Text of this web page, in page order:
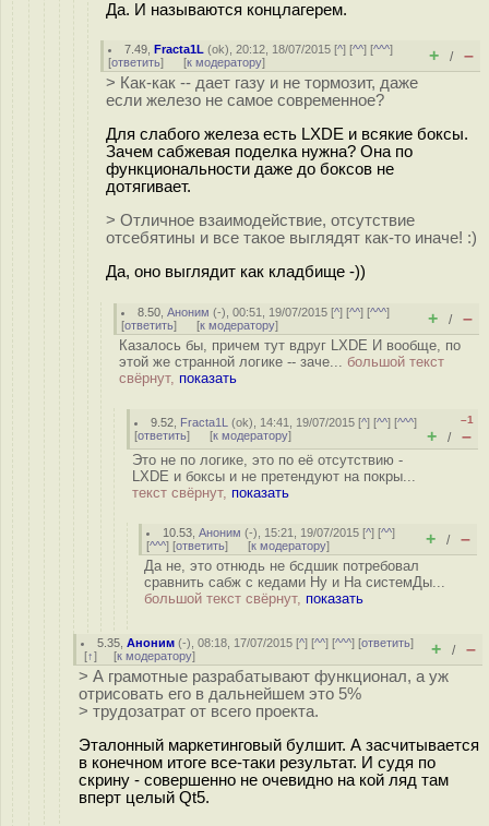
Да. И называются концлагерем.
7.49 ,Fracta1L (ok), 20:12, 18/07/2015 [^] [^^] [^^^]
[ответить] [к модератору] + / –
> Как-как -- дает газу и не тормозит, даже
если железо не самое современное?
Для слабого железа есть LXDE и всякие боксы.
Зачем сабжевая поделка нужна? Она по
функциональности даже до боксов не
дотягивает.
> Отличное взаимодействие, отсутствие
отсебятины и все такое выглядят как-то иначе! :)
Да, оно выглядит как кладбище -))
8.50 ,Аноним (-), 00:51, 19/07/2015 [^] [^^] [^^^]
[ответить] [к модератору] + / –
Казалось бы, причем тут вдруг LXDE И вообще, по
этой же странной логике -- заче... большой текст
свёрнут, показать
9.52 Fracta1L (ok), 14:41, 19/07/2015 [^] [^^] [^^^]
[ответить] [к модератору]
–1
+ / –
Это не по логике, это по её отсутствию -
LXDE и боксы и не претендуют на покры...
текст свёрнут, показать
10.53 ,Аноним (-), 15:21, 19/07/2015 [^] [^^]
[^^^] [ответить] [к модератору] + / –
Да не, это отнюдь не бсдшик потребовал
сравнить сабж с кедами Ну и На системДы...
большой текст свёрнут, показать
5.35 ,Аноним (-), 08:18, 17/07/2015 [^] [^^] [^^^] [ответить]
[↑] [к модератору] + / –
> А грамотные разрабатывают функционал, а уж
отрисовать его в дальнейшем это 5%
> трудозатрат от всего проекта.
Эталонный маркетинговый булшит. А засчитывается
в конечном итоге все-таки результат. И судя по
скрину - совершенно не очевидно на кой ляд там
вперт целый Qt5.